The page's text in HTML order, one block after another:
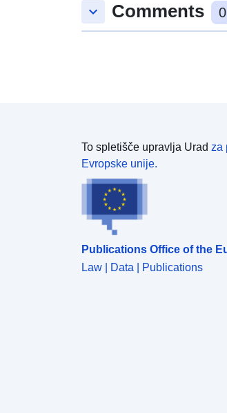
keyboard_arrow_down Comments 0
To spletišče upravlja Urad za
Evropske unije.
Publications Office of the
Law | Data | Publications